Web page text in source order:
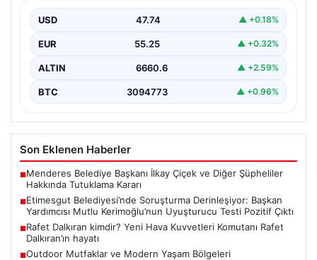
Çıktı
Ankara Batı Cumhuriyet Başsavcılığı tarafından
yürütülen kapsamlı soruşturma kapsamında Etimesgut
USD 47.74 ▲ +0.18%
EUR 55.25 ▲ +0.32%
ALTIN 6660.6 ▲ +2.59%
BTC 3094773 ▲ +0.96%
Son Eklenen Haberler
■Menderes Belediye Başkanı İlkay Çiçek ve Diğer Şüpheliler
Hakkında Tutuklama Kararı
■Etimesgut Belediyesi’nde Soruşturma Derinleşiyor: Başkan
Yardımcısı Mutlu Kerimoğlu’nun Uyuşturucu Testi Pozitif Çıktı
■Rafet Dalkıran kimdir? Yeni Hava Kuvvetleri Komutanı Rafet
Dalkıran’ın hayatı
■Outdoor Mutfaklar ve Modern Yaşam Bölgeleri